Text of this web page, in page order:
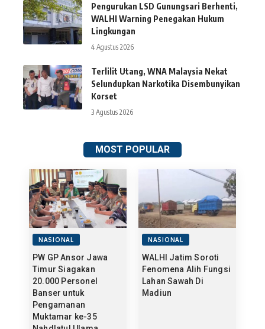
Pengurukan LSD Gunungsari Berhenti,
WALHI Warning Penegakan Hukum
Lingkungan
4 Agustus 2026
Terlilit Utang, WNA Malaysia Nekat
Selundupkan Narkotika Disembunyikan
Korset
3 Agustus 2026
MOST POPULAR
NASIONAL
PW GP Ansor Jawa
Timur Siagakan
20.000 Personel
Banser untuk
Pengamanan
Muktamar ke-35
NASIONAL
WALHI Jatim Soroti
Fenomena Alih Fungsi
Lahan Sawah Di
Madiun